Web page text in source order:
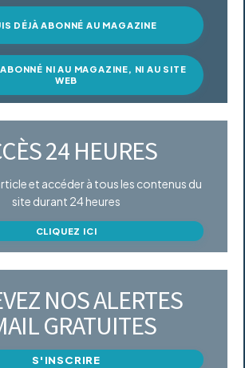
DÉJÀ ABONNÉ AU MAGAZINE
ABONNÉ NI AU MAGAZINE, NI AU SITE
WEB
24 HEURES
et accéder à tous les contenus du
site durant 24 heures
CLIQUEZ ICI
NOS ALERTES
GRATUITES
S'INSCRIRE